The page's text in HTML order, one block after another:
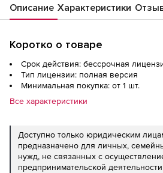
Описание Характеристики
Коротко о товаре
Срок действия: бессрочная
Тип лицензии: полная версия
Минимальная покупка: от 1 шт.
Все характеристики
Доступно только юридическим
предназначено для личных,
нужд, не связанных с
предпринимательской деятельности